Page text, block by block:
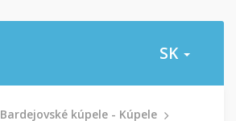
SK
Bardejovské kúpele - Kúpele